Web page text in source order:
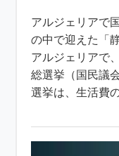
アルジェリアで
の中で迎えた「
アルジェリアで
総選挙（国民議
選挙は、生活費